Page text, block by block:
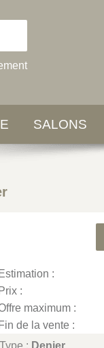
SALONS
Estimation :
Prix :
maximum :
Fin de la vente :
Type : Denier